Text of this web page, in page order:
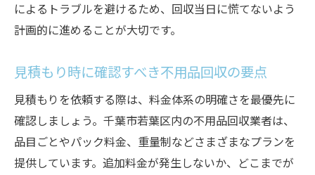
によるトラブルを避けるため、回収当日に慌てないよう
計画的に進めることが大切です。
見積もり時に確認すべき不用品回収の要点
見積もりを依頼する際は、料金体系の明確さを最優先に
確認しましょう。千葉市若葉区内の不用品回収業者は、
品目ごとやパック料金、重量制などさまざまなプランを
提供しています。追加料金が発生しないか、どこまでが